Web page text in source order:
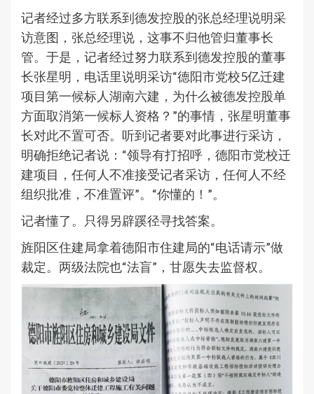
记者经过多方联系到德发控股的张总经理说明采
访意图，张总经理说，这事不归他管归董事长
管。于是，记者经过努力联系到德发控股的董事
长张星明，电话里说明采访“德阳市党校5亿迁建
项目第一候标人湖南六建，为什么被德发控股单
方面取消第一候标人资格？”的事情，张星明董事
长对此不置可否。听到记者要对此事进行采访，
明确拒绝记者说：“领导有打招呼，德阳市党校迁
建项目，任何人不准接受记者采访，任何人不经
组织批准，不准置评”。“你懂的！”。
记者懂了。只得另辟蹊径寻找答案。
旌阳区住建局拿着德阳市住建局的“电话请示”做
裁定。两级法院也“法盲”，甘愿失去监督权。